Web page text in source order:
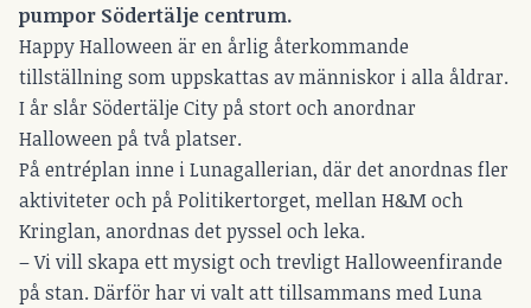
pumpor Södertälje centrum.
Happy Halloween är en årlig återkommande
tillställning som uppskattas av människor i alla åldrar.
I år slår Södertälje City på stort och anordnar
Halloween på två platser.
På entréplan inne i Lunagallerian, där det anordnas fler
aktiviteter och på Politikertorget, mellan H&M och
Kringlan, anordnas det pyssel och leka.
– Vi vill skapa ett mysigt och trevligt Halloweenfirande
på stan. Därför har vi valt att tillsammans med Luna